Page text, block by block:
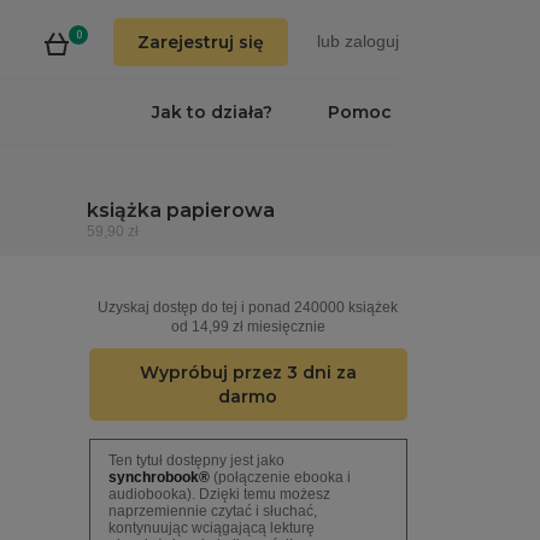
0 Zarejestruj się lub zaloguj
Pomoc
Jak to działa?
książka papierowa
59,90 zł
Uzyskaj dostęp do tej i ponad 240000 książek
od 14,99 zł miesięcznie
Wypróbuj przez 3 dni za
darmo
Ten tytuł dostępny jest jako
synchrobook®(połączenie ebooka i
audiobooka). Dzięki temu możesz
naprzemiennie czytać i słuchać,
kontynuując wciągającą lekturę